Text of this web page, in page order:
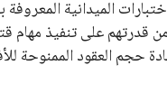
الميدانية
على تنفيذ مهام
حجم العقود الممنوحة